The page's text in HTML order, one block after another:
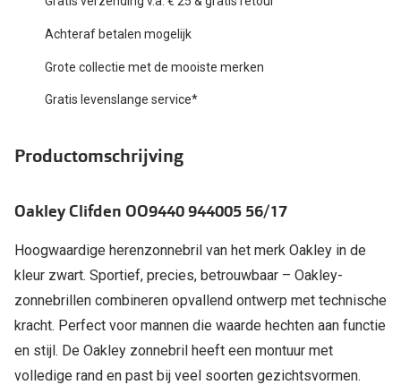
Nieuwe collectie
Merken
Ray-Ban
Emporio Armani
Unofficial
Ralph Lauren
Burberry
Alles
Achteraf betalen mogelijk
Grote collectie met de mooiste merken
Gratis levenslange service*
Productomschrijving
Oakley Clifden OO9440 944005 56/17
Hoogwaardige herenzonnebril van het merk Oakley in de
kleur zwart. Sportief, precies, betrouwbaar – Oakley-
zonnebrillen combineren opvallend ontwerp met technische
kracht. Perfect voor mannen die waarde hechten aan functie
en stijl. De Oakley zonnebril heeft een montuur met
volledige rand en past bij veel soorten gezichtsvormen.